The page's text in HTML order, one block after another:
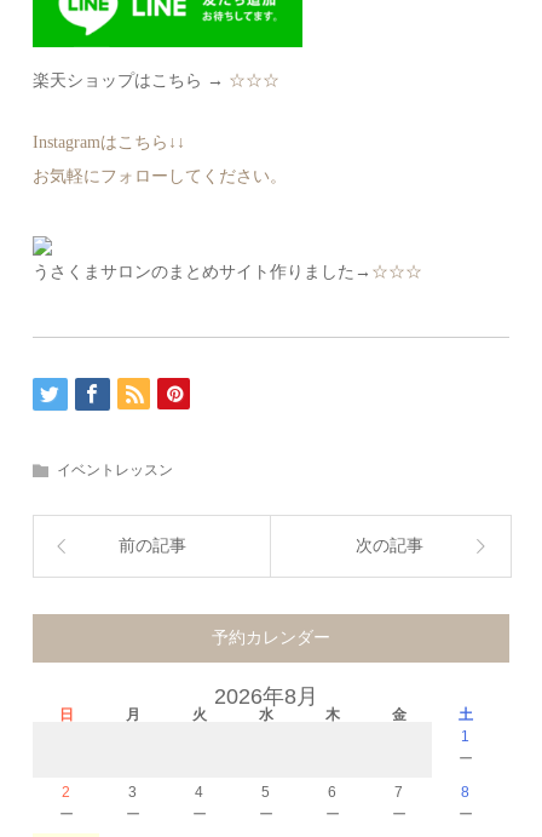
楽天ショップはこちら → ☆☆☆
Instagramはこちら↓↓
お気軽にフォローしてください。
うさくまサロンのまとめサイト作りました→ ☆☆☆
イベントレッスン
前の記事 次の記事
予約カレンダー
2026年8月
日 月 火 水 木 金
土
1
－
2
－
3
－
4
－
5
－
6
－
7
－
8
－